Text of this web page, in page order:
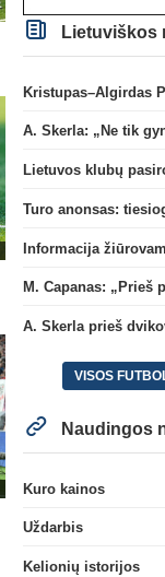
Lietuviškos
VISOS
Naudingos
Kuro kainos
Uždarbis
Kelionių istorijos